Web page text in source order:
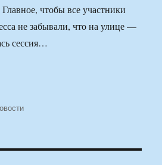
чтобы все участники
не забывали, что на улице —
сессия…